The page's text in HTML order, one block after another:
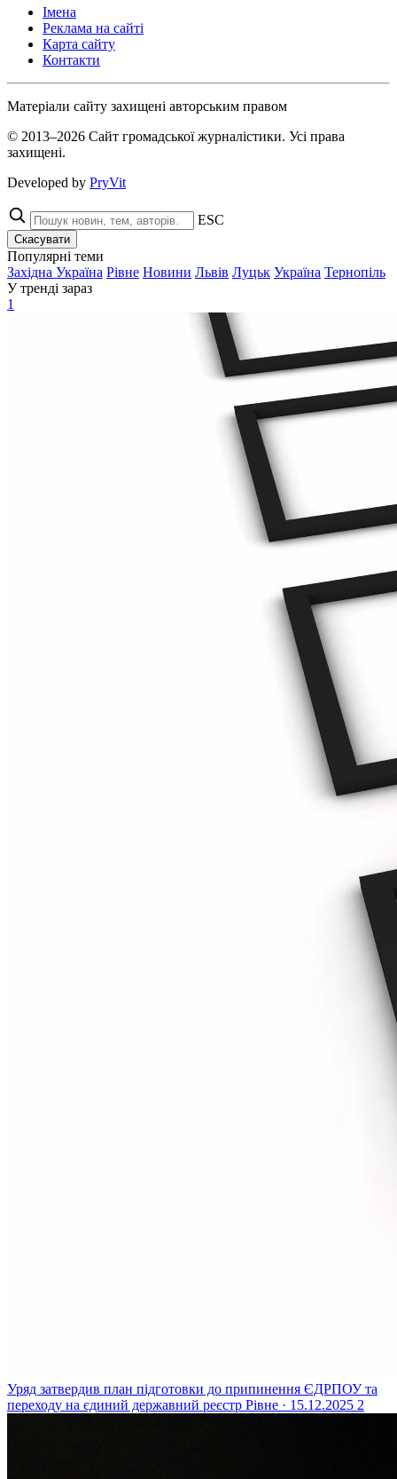
Імена
Реклама на сайті
Карта сайту
Контакти
Матеріали сайту захищені авторським правом
© 2013–2026 Сайт громадської журналістики. Усі права
захищені.
Developed by PryVit
ESC
Скасувати
Популярні теми
Західна Україна Рівне Новини Львів Луцьк Україна Тернопіль
У тренді зараз
1
Уряд затвердив план підготовки до припинення ЄДРПОУ та
переходу на єдиний державний реєстр Рівне · 15.12.2025 2